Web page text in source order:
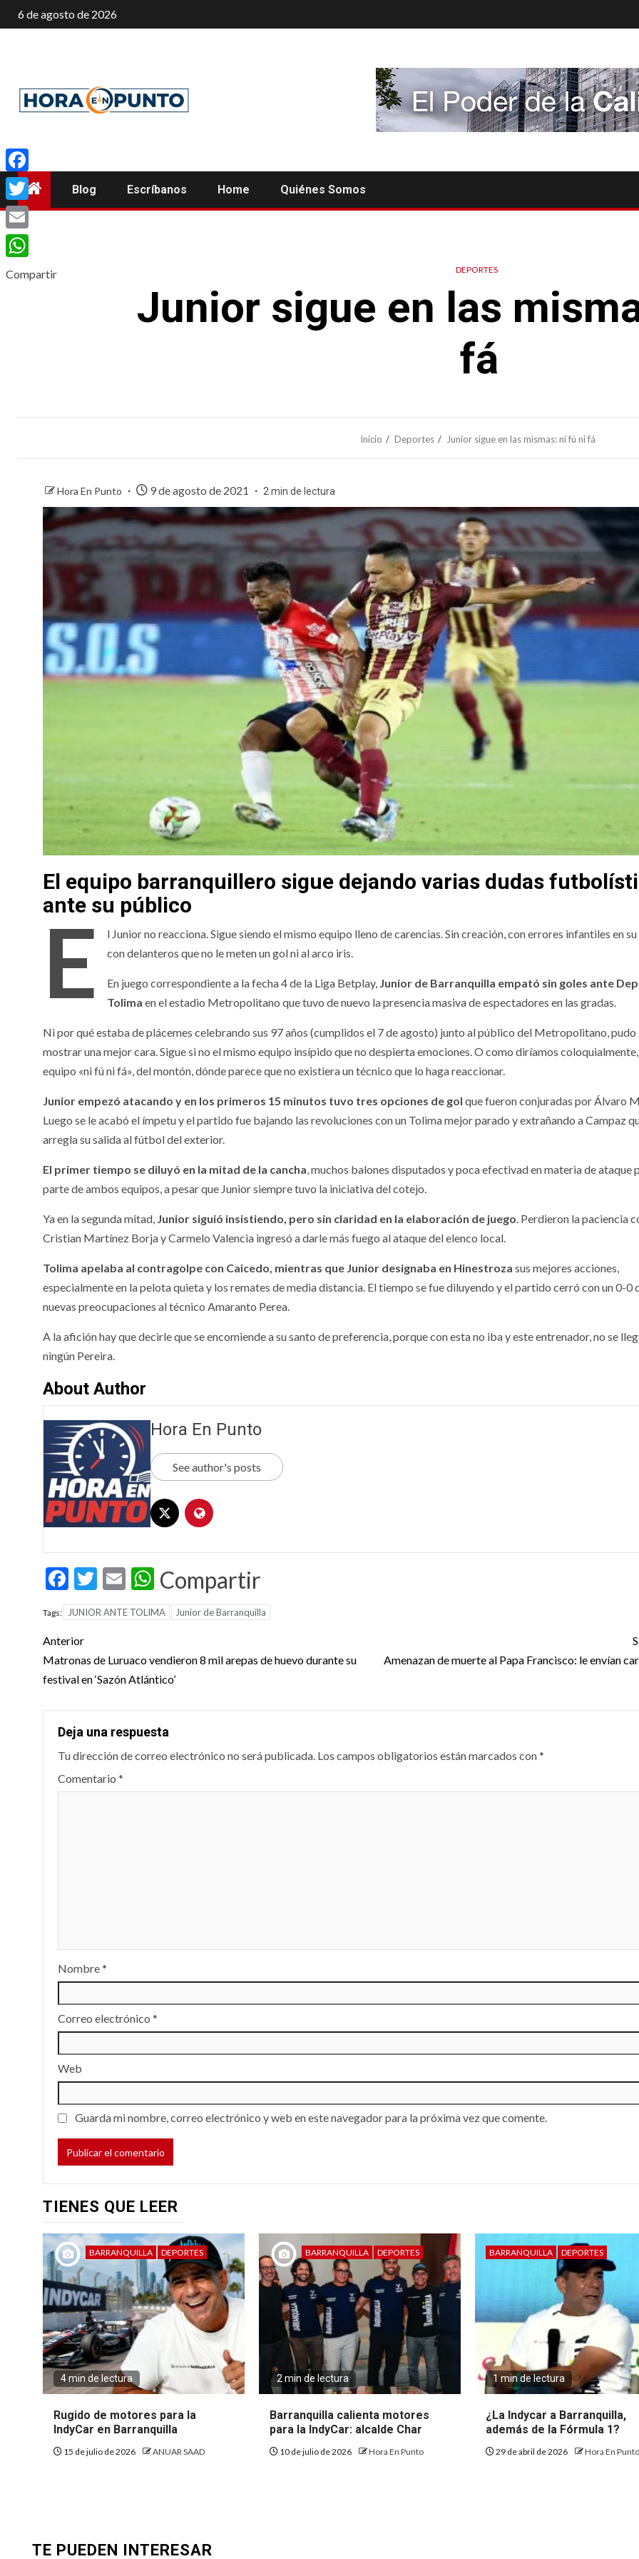
Saltar
al
6 de agosto de 2026
Blog Escríbanos Home Quiénes Somos
DEPORTES
Junior sigue en las
fá
Inicio Deportes Junior sigue en las mismas: ni fú ni fá
Hora En Punto 9 de agosto de 2021 2 min de lectura
El equipo barranquillero sigue dejando varias dudas
ante su público
E
l Junior no reacciona. Sigue siendo el mismo equipo lleno de carencias. Sin creación, con errores infantiles en
con delanteros que no le meten un gol ni al arco iris.
En juego correspondiente a la fecha 4 de la Liga Betplay, Junior de Barranquilla empató sin goles ante
Tolima en el estadio Metropolitano que tuvo de nuevo la presencia masiva de espectadores en las gradas.
Ni por qué estaba de plácemes celebrando sus 97 años (cumplidos el 7 de agosto) junto al público del Metropolitano, pudo
mostrar una mejor cara. Sigue si no el mismo equipo insípido que no despierta emociones. O como diríamos coloquialmente,
equipo «ni fú ni fá», del montón, dónde parece que no existiera un técnico que lo haga reaccionar.
Junior empezó atacando y en los primeros 15 minutos tuvo tres opciones de gol que fueron conjuradas por Álvaro
Luego se le acabó el ímpetu y el partido fue bajando las revoluciones con un Tolima mejor parado y extrañando a Campaz
arregla su salida al fútbol del exterior.
El primer tiempo se diluyó en la mitad de la cancha, muchos balones disputados y poca efectivad en materia de ataque
parte de ambos equipos, a pesar que Junior siempre tuvo la iniciativa del cotejo.
Ya en la segunda mitad, Junior siguió insistiendo, pero sin claridad en la elaboración de juego. Perdieron la paciencia
Cristian Martínez Borja y Carmelo Valencia ingresó a darle más fuego al ataque del elenco local.
Tolima apelaba al contragolpe con Caicedo, mientras que Junior designaba en Hinestroza sus mejores acciones,
especialmente en la pelota quieta y los remates de media distancia. El tiempo se fue diluyendo y el partido cerró con un 0-0
nuevas preocupaciones al técnico Amaranto Perea.
A la afición hay que decirle que se encomiende a su santo de preferencia, porque con esta no iba y este entrenador, no se
ningún Pereira.
About Author
Hora En Punto
See author's posts
Facebook
Twitter
EmailWhatsApp
Compartir
Tags: JUNIOR ANTE TOLIMA Junior de Barranquilla
Post
navigation
Anterior
Matronas de Luruaco vendieron 8 mil arepas de huevo durante su
festival en ‘Sazón Atlántico’
Amenazan de muerte al Papa Francisco: le envían
Deja una respuesta
Tu dirección de correo electrónico no será publicada. Los campos obligatorios están marcados con*
Comentario *
Nombre*
Correo electrónico *
Web
Guarda mi nombre, correo electrónico y web en este navegador para la próxima vez que comente.
TIENES QUE LEER
BARRANQUILLA DEPORTES
4 min de lectura
Rugido de motores para la
IndyCar en Barranquilla
15 de julio de 2026 ANUAR SAAD
BARRANQUILLA DEPORTES
2 min de lectura
Barranquilla calienta motores
para la IndyCar: alcalde Char
10 de julio de 2026 Hora En Punto
BARRANQUILLA DEPORTES
1 min de lectura
¿La Indycar a Barranquilla,
además de la Fórmula 1?
29 de abril de 2026 Hora En Punto
TE PUEDEN INTERESAR
Facebook
Twitter
Email
WhatsApp
Compartir